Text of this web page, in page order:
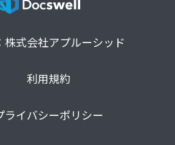
株式会社アプルーシッド
利用規約
ライバシーポリシー